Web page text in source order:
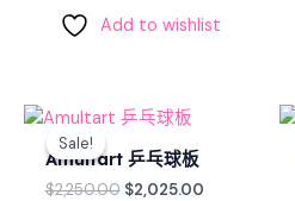
Add to wishlist
Sale!
Sale!
Amultart 乒乓球板
$2,250.00
Original
was:
$2,250.00.
$2,025.00